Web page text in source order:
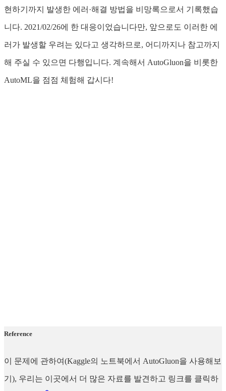
현하기까지 발생한 에러·해결 방법을 비망록으로서 기록했습
니다. 2021/02/26에 한 대응이었습니다만, 앞으로도 이러한 에
러가 발생할 우려는 있다고 생각하므로, 어디까지나 참고까지
해 주실 수 있으면 다행입니다. 계속해서 AutoGluon을 비롯한
AutoML을 점점 체험해 갑시다!
Reference
이 문제에 관하여(Kaggle의 노트북에서 AutoGluon을 사용해보
기), 우리는 이곳에서 더 많은 자료를 발견하고 링크를 클릭하